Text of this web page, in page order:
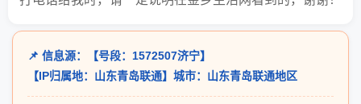
📌 信息源：【号段：1572507济宁】
【IP归属地：山东青岛联通】城市：山东青岛联通地区